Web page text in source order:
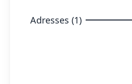
Adresses (1)